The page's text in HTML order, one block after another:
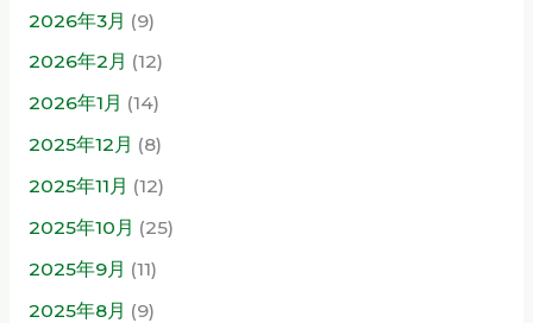
2026年3月 (9)
2026年2月 (12)
2026年1月 (14)
2025年12月 (8)
2025年11月 (12)
2025年10月 (25)
2025年9月 (11)
2025年8月 (9)